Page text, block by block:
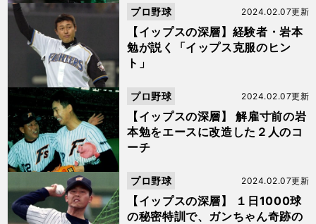
【イップスの深層】経験者・岩本
勉が説く「イップス克服のヒン
ト」
2024.02.07更新
プロ野球
【イップスの深層】 解雇寸前の岩
本勉をエースに改造した２人のコ
ーチ
2024.02.07更新
プロ野球
【イップスの深層】 １日1000球
の秘密特訓で、ガンちゃん奇跡の
2024.02.07更新
プロ野球